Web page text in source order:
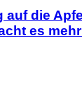
auf die
es